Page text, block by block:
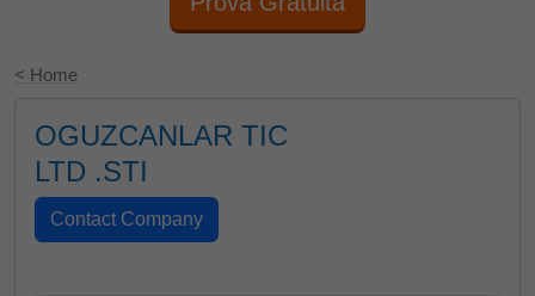
< Home
OGUZCANLAR TIC
LTD .STI